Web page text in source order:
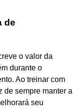
de
o valor da
durante o
Ao treinar com
de sempre manter a
seu